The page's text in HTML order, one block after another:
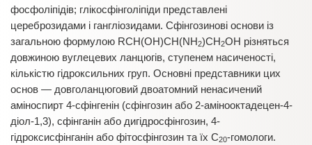
фосфоліпідів; глікосфінголіпіди представлені
цереброзидами і гангліозидами. Сфінгозинові основи із
загальною формулою RCH(OH)CH(NH2)CH2OH різняться
довжиною вуглецевих ланцюгів, ступенем насиченості,
кількістю гідроксильних груп. Основні представники цих
основ — довголанцюговий двоатомний ненасичений
аміноспирт 4-сфінгенін (сфінгозин або 2-амінооктадецен-4-
діол-1,3), сфінганін або дигідросфінгозин, 4-
гідроксисфінганін або фітосфінгозин та їх С20-гомологи.